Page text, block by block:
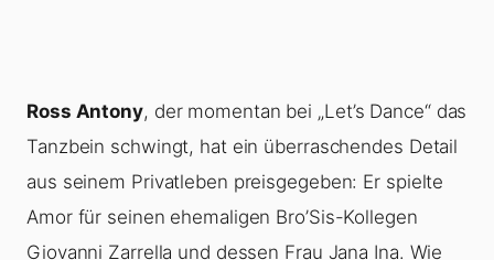
Ross Antony, der momentan bei „Let’s Dance“ das
Tanzbein schwingt, hat ein überraschendes Detail
aus seinem Privatleben preisgegeben: Er spielte
Amor für seinen ehemaligen Bro’Sis-Kollegen
Giovanni Zarrella und dessen Frau Jana Ina. Wie